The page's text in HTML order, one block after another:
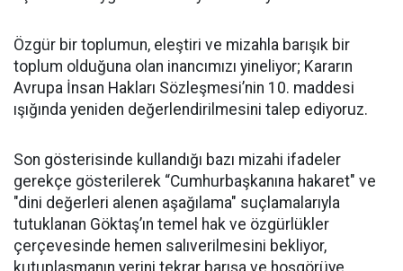
Özgür bir toplumun, eleştiri ve mizahla barışık bir
toplum olduğuna olan inancımızı yineliyor; Kararın
Avrupa İnsan Hakları Sözleşmesi’nin 10. maddesi
ışığında yeniden değerlendirilmesini talep ediyoruz.
Son gösterisinde kullandığı bazı mizahi ifadeler
gerekçe gösterilerek “Cumhurbaşkanına hakaret" ve
"dini değerleri alenen aşağılama" suçlamalarıyla
tutuklanan Göktaş’ın temel hak ve özgürlükler
çerçevesinde hemen salıverilmesini bekliyor,
kutuplaşmanın yerini tekrar barışa ve hoşgörüye